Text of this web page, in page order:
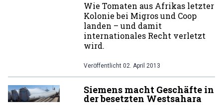
Wie Tomaten aus Afrikas letzter
Kolonie bei Migros und Coop
landen – und damit
internationales Recht verletzt
wird.
Veröffentlicht 02. April 2013
Siemens macht Geschäfte in
der besetzten Westsahara